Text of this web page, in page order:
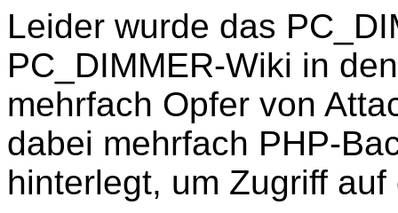
Leider wurde das
PC_DIMMER-Wiki in
mehrfach Opfer von
dabei mehrfach PHP-
hinterlegt, um Zugriff